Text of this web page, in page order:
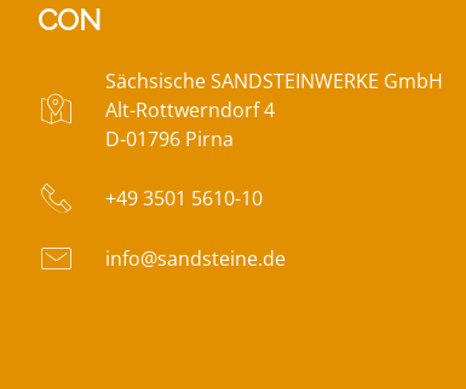
CON
Sächsische SANDSTEINWERKE GmbH
Alt-Rottwerndorf 4
D-01796 Pirna
+49 3501 5610-10
info@sandsteine.de